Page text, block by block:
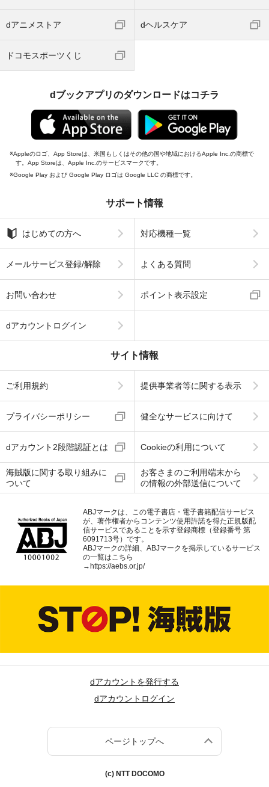
dアニメストア dヘルスケア
ドコモスポーツくじ
dブックアプリのダウンロードはコチラ
Appleのロゴ、App Storeは、米国もしくはその他の国や地域におけるApple Inc.の商標で
す。App Storeは、Apple Inc.のサービスマークです。
Google Play および Google Play ロゴは Google LLC の商標です。
サポート情報
はじめての方へ 対応機種一覧
メールサービス登録/解除 よくある質問
お問い合わせ ポイント表示設定
dアカウントログイン
サイト情報
ご利用規約 提供事業者等に関する表示
プライバシーポリシー 健全なサービスに向けて
dアカウント2段階認証とは Cookieの利用について
海賊版に関する取り組みに
ついて
お客さまのご利用端末から
の情報の外部送信について
ABJマークは、この電子書店・電子書籍配信サービス
が、著作権者からコンテンツ使用許諾を得た正規版配
信サービスであることを示す登録商標（登録番号 第
6091713号）です。
ABJマークの詳細、ABJマークを掲示しているサービス
の一覧はこちら
→https://aebs.or.jp/
dアカウントを発行する
dアカウントログイン
ページトップへ
(c) NTT DOCOMO